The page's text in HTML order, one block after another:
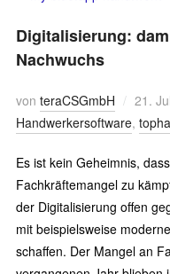
Digitalisierung:
Nachwuchs
von teraCSGmbH 21.
Handwerkersoftware,
Es ist kein Geheimnis,
Fachkräftemangel zu
der Digitalisierung offen
mit beispielsweise
schaffen. Der Mangel an